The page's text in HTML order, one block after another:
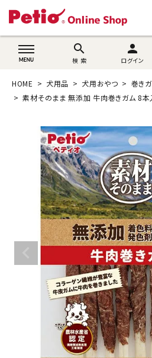
wovn-lang-
search
検 索
person
ログイン
猫用品
うさぎ用品
ブランド別に探す
目的別に探す
SNS
ご利用案内
ACCOUNT MENU
ようこそ ゲスト 様
ログイン
HOME 犬用品 犬用おやつ
巻き
素材そのまま 無添加 牛肉巻きガム 8本